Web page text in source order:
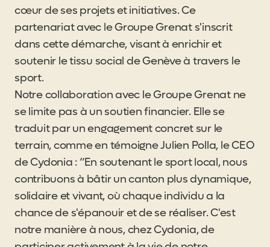
cœur de ses projets et initiatives. Ce
partenariat avec le Groupe Grenat s'inscrit
dans cette démarche, visant à enrichir et
soutenir le tissu social de Genève à travers le
sport.
Notre collaboration avec le Groupe Grenat ne
se limite pas à un soutien financier. Elle se
traduit par un engagement concret sur le
terrain, comme en témoigne Julien Polla, le CEO
de Cydonia : “En soutenant le sport local, nous
contribuons à bâtir un canton plus dynamique,
solidaire et vivant, où chaque individu a la
chance de s'épanouir et de se réaliser. C'est
notre manière à nous, chez Cydonia, de